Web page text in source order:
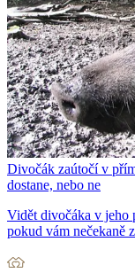
Divočák zaútočí v
dostane, nebo ne
Vidět divočáka v jeho
pokud vám nečekaně